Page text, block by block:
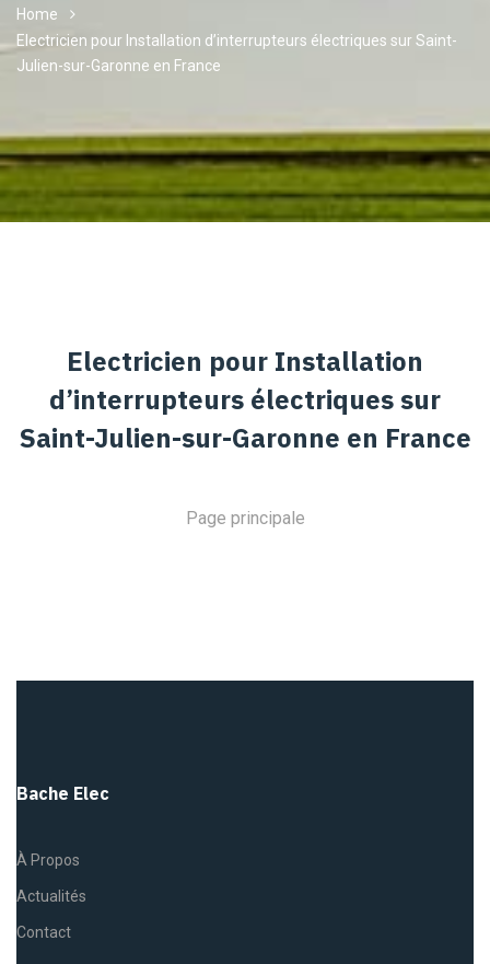
Home
Electricien pour Installation d’interrupteurs électriques sur Saint-
Julien-sur-Garonne en France
Electricien pour Installation
d’interrupteurs électriques sur
Saint-Julien-sur-Garonne en France
Page principale
Bache Elec
À Propos
Actualités
Contact